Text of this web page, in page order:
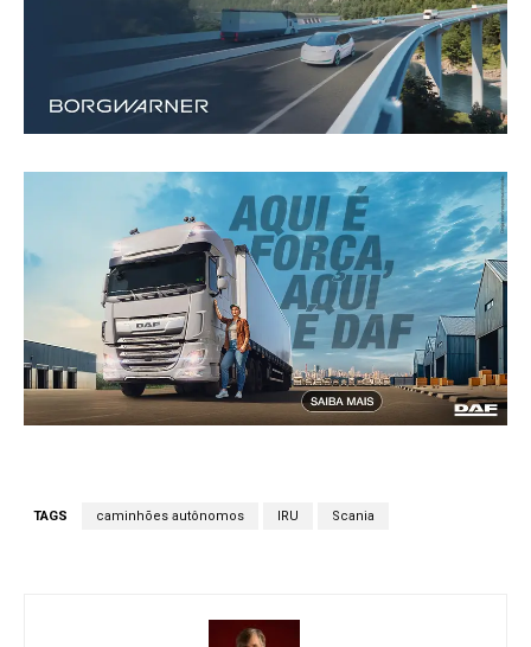
TAGS caminhões autônomos IRU Scania